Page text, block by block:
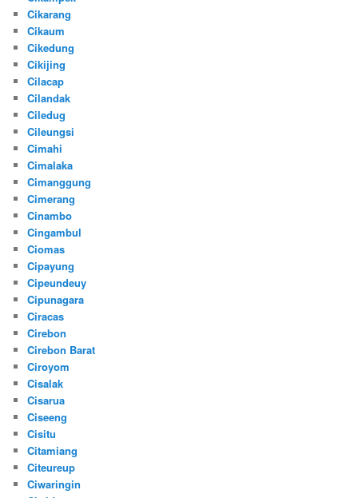
Cikarang
Cikaum
Cikedung
Cikijing
Cilacap
Cilandak
Ciledug
Cileungsi
Cimahi
Cimalaka
Cimanggung
Cimerang
Cinambo
Cingambul
Ciomas
Cipayung
Cipeundeuy
Cipunagara
Ciracas
Cirebon
Cirebon Barat
Ciroyom
Cisalak
Cisarua
Ciseeng
Cisitu
Citamiang
Citeureup
Ciwaringin